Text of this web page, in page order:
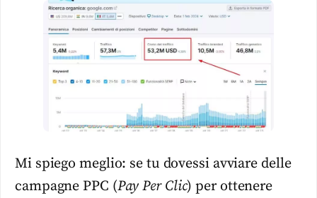
Mi spiego meglio: se tu dovessi avviare delle
campagne PPC (Pay Per Clic) per ottenere